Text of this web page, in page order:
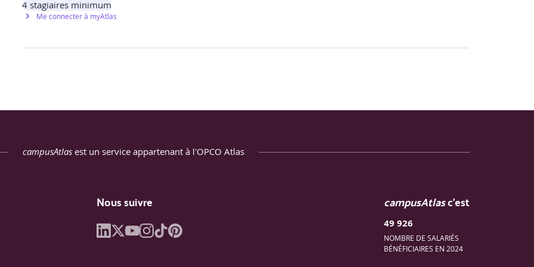
4stagiaires minimum
Me connecter à myAtlas
campusAtlas est un service appartenant à l'OPCO Atlas
Nous suivre campusAtlasc'est
49 926
NOMBRE DE SALARIÉS
BÉNÉFICIAIRES EN 2024